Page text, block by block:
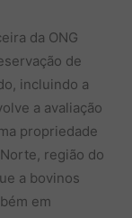
da ONG
de
incluindo a
a avaliação
propriedade
região do
a bovinos
em